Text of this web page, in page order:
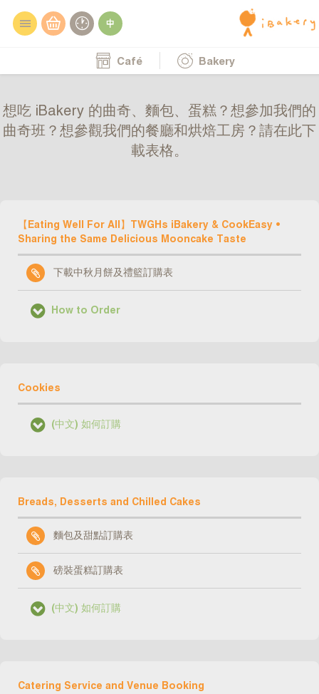
Café Bakery
想吃 iBakery 的曲奇、麵包、蛋糕？想參加我們的
曲奇班？想參觀我們的餐廳和烘焙工房？請在此下
載表格。
【Eating Well For All】TWGHs iBakery & CookEasy •
Sharing the Same Delicious Mooncake Taste
下載中秋月餅及禮籃訂購表
How to Order
Cookies
(中文) 如何訂購
Breads, Desserts and Chilled Cakes
麵包及甜點訂購表
磅裝蛋糕訂購表
(中文) 如何訂購
Catering Service and Venue Booking